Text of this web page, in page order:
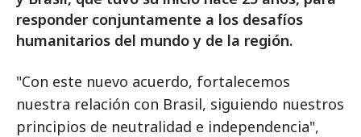
responder conjuntamente a los desafíos
humanitarios del mundo y de la región.
"Con este nuevo acuerdo, fortalecemos
nuestra relación con Brasil, siguiendo nuestros
principios de neutralidad e independencia",